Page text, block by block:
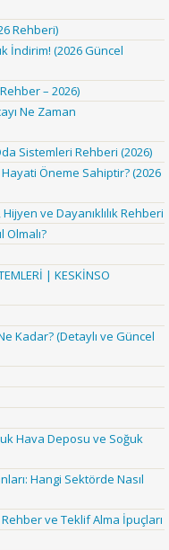
Rehberi)
İndirim! (2026 Güncel
– 2026)
Ne Zaman
Sistemleri Rehberi (2026)
Öneme Sahiptir? (2026
ve Dayanıklılık Rehberi
Olmalı?
| KESKİNSO
Kadar? (Detaylı ve Güncel
Hava Deposu ve Soğuk
Hangi Sektörde Nasıl
ve Teklif Alma İpuçları